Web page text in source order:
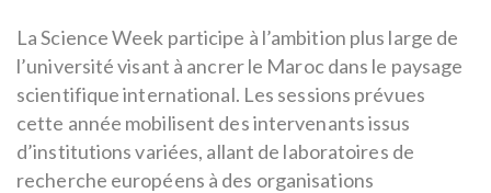
La Science Week participe à l’ambition plus large de
l’université visant à ancrer le Maroc dans le paysage
scientifique international. Les sessions prévues
cette année mobilisent des intervenants issus
d’institutions variées, allant de laboratoires de
recherche européens à des organisations